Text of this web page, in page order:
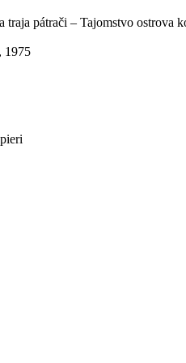
pátrači – Tajomstvo ostrova
1975